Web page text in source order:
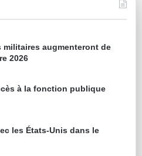
militaires augmenteront de
2026
à la fonction publique
les États-Unis dans le